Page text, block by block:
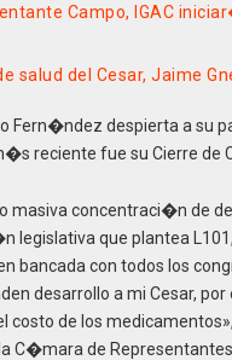
Campo, IGAC
salud del Cesar, Jaime
Fern�ndez despierta a su
reciente fue su Cierre de
masiva concentraci�n de
legislativa que plantea
bancada con todos los
desarrollo a mi Cesar,
costo de los
C�mara de Representantes.